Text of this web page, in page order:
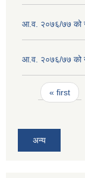
आ.व. २०७६/७७ को
आ.व. २०७६/७७ को
Pages
« first
अन्य